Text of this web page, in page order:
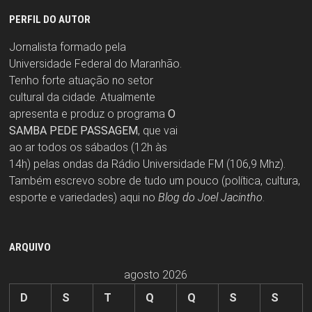
PERFIL DO AUTOR
Jornalista formado pela
Universidade Federal do Maranhão.
Tenho forte atuação no setor
cultural da cidade. Atualmente
apresenta e produz o programa O
SAMBA PEDE PASSAGEM, que vai
ao ar todos os sábados (12h às
14h) pelas ondas da Rádio Universidade FM (106,9 Mhz).
Também escrevo sobre de tudo um pouco (política, cultura,
esporte e variedades) aqui no Blog do Joel Jacintho.
ARQUIVO
agosto 2026
D
S T Q Q S S